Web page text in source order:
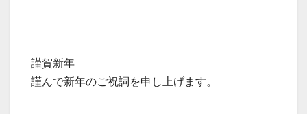
謹賀新年
謹んで新年のご祝詞を申し上げます。